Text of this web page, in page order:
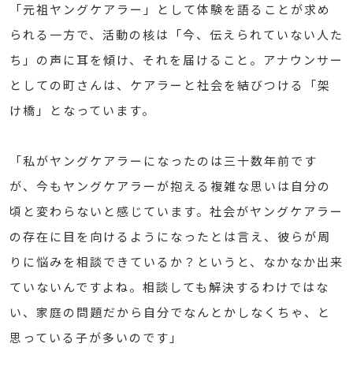
「元祖ヤングケアラー」として体験を語ることが求め
られる一方で、活動の核は「今、伝えられていない人た
ち」の声に耳を傾け、それを届けること。アナウンサー
としての町さんは、ケアラーと社会を結びつける「架
け橋」となっています。
「私がヤングケアラーになったのは三十数年前です
が、今もヤングケアラーが抱える複雑な思いは自分の
頃と変わらないと感じています。社会がヤングケアラー
の存在に目を向けるようになったとは言え、彼らが周
りに悩みを相談できているか？というと、なかなか出来
ていないんですよね。相談しても解決するわけではな
い、家庭の問題だから自分でなんとかしなくちゃ、と
思っている子が多いのです」